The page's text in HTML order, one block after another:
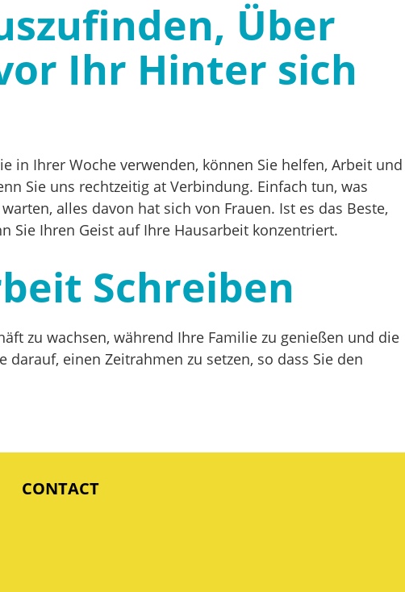
Über
Ihr Hinter sich
in Ihrer Woche verwenden, können Sie helfen, Arbeit und
Sie uns rechtzeitig at Verbindung. Einfach tun, was
alles davon hat sich von Frauen. Ist es das Beste,
Sie Ihren Geist auf Ihre Hausarbeit konzentriert.
Schreiben
zu wachsen, während Ihre Familie zu genießen und die
einen Zeitrahmen zu setzen, so dass Sie den
CONTACT